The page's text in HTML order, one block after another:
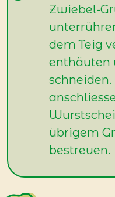
Zwiebel-
dem Teig
enthäuten
schneiden.
übrigem
bestreuen.